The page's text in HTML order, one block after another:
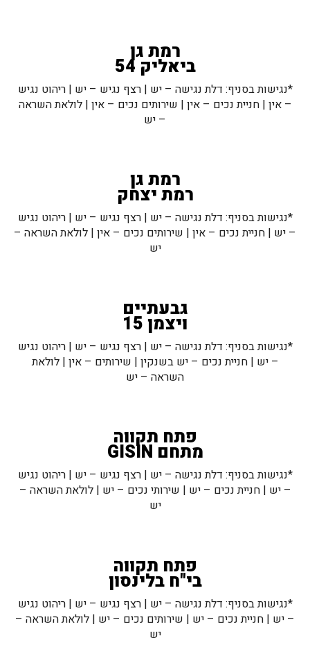
רמת גן
ביאליק 54
*נגישות בסניף: דלת נגישה – יש | רצף נגיש – יש | ריהוט נגיש
– אין | חניית נכים – אין | שירותים נכים – אין | לולאת השראה
– יש
רמת גן
רמת יצחק
*נגישות בסניף: דלת נגישה – יש | רצף נגיש – יש | ריהוט נגיש
– יש | חניית נכים – אין | שירותים נכים – אין | לולאת השראה –
יש
גבעתיים
ויצמן 15
*נגישות בסניף: דלת נגישה – יש | רצף נגיש – יש | ריהוט נגיש
– יש | חניית נכים – יש בשנקין | שירותים – אין | לולאת
השראה – יש
פתח תקווה
מתחם GISIN
*נגישות בסניף: דלת נגישה – יש | רצף נגיש – יש | ריהוט נגיש
– יש | חניית נכים – יש | שירותי נכים – יש | לולאת השראה –
יש
פתח תקווה
בי"ח בלינסון
*נגישות בסניף: דלת נגישה – יש | רצף נגיש – יש | ריהוט נגיש
– יש | חניית נכים – יש | שירותים נכים – יש | לולאת השראה –
יש